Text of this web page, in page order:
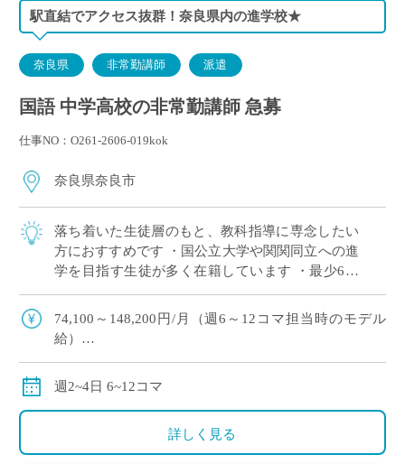
駅直結でアクセス抜群！奈良県内の進学校★
奈良県 非常勤講師 派遣
国語 中学高校の非常勤講師 急募
仕事NO：O261-2606-019kok
奈良県奈良市
落ち着いた生徒層のもと、教科指導に専念したい
方におすすめです ・国公立大学や関関同立への進
学を目指す生徒が多く在籍しています ・最少6コ
希望の方にもおすすめです★ ・ご担当は中 […]
74,100～148,200円/月（週6～12コマ担当時のモデル
給）
別途交通費全額支給
週2~4日 6~12コマ
詳しく見る